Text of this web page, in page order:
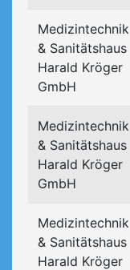
Medizintechnik
& Sanitätshaus
Harald Kröger
GmbH
Medizintechnik
& Sanitätshaus
Harald Kröger
GmbH
Medizintechnik
& Sanitätshaus
Harald Kröger